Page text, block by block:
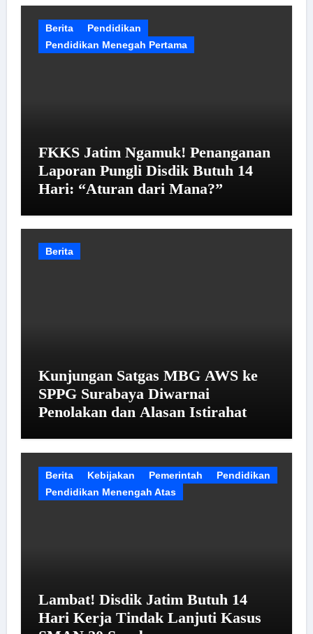
Berita
Pendidikan
Pendidikan Menegah Pertama
FKKS Jatim Ngamuk! Penanganan
Laporan Pungli Disdik Butuh 14
Hari: “Aturan dari Mana?”
Berita
Kunjungan Satgas MBG AWS ke
SPPG Surabaya Diwarnai
Penolakan dan Alasan Istirahat
Berita Kebijakan Pemerintah
Pendidikan
Pendidikan Menengah Atas
Lambat! Disdik Jatim Butuh 14
Hari Kerja Tindak Lanjuti Kasus